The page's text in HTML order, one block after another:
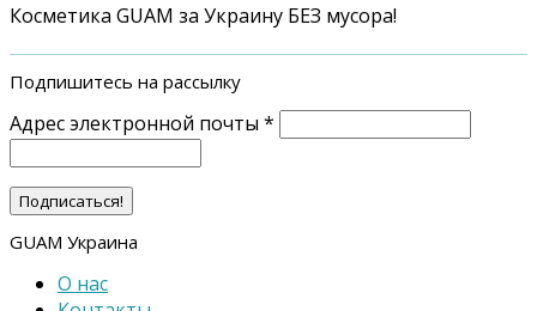
Косметика GUAM за Украину БЕЗ мусора!
Подпишитесь на рассылку
Адрес электронной почты *
GUAM Украина
О нас